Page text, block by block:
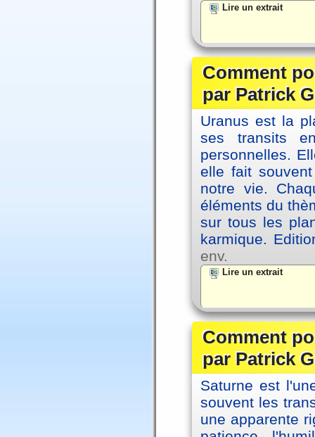
Lire un extrait
Comment
par Patrick
Uranus est la
ses transits
personnelles.
elle fait
notre vie.
éléments du
sur tous les
karmique.
env.
Lire un extrait
Comment
par Patrick
Saturne est
souvent les
une apparente